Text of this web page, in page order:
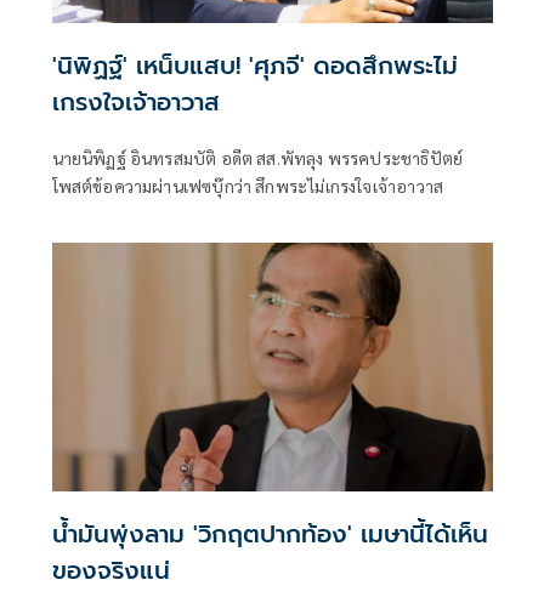
'นิพิฏฐ์' เหน็บแสบ! 'ศุภจี' ดอดสึกพระไม่
เกรงใจเจ้าอาวาส
นายนิพิฏฐ์ อินทรสมบัติ อดีต สส.พัทลุง พรรคประชาธิปัตย์
โพสต์ข้อความผ่านเฟซบุ๊กว่า สึกพระไม่เกรงใจเจ้าอาวาส
น้ำมันพุ่งลาม 'วิกฤตปากท้อง' เมษานี้ได้เห็น
ของจริงแน่